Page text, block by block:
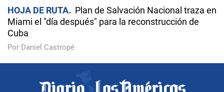
HOJA DE RUTA
Plan de Salvación Nacional traza en
Miami el "día después" para la reconstrucción de
Cuba
Por Daniel Castropé